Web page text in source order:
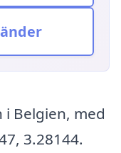
i Belgien, med
3.28144.